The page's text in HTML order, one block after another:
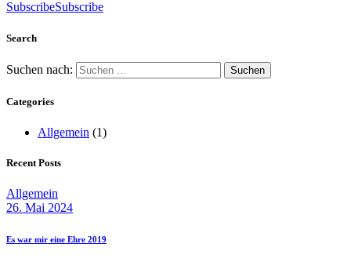
SubscribeSubscribe
Search
Suchen nach:
Categories
Allgemein (1)
Recent Posts
Allgemein
26. Mai 2024
Es war mir eine Ehre 2019